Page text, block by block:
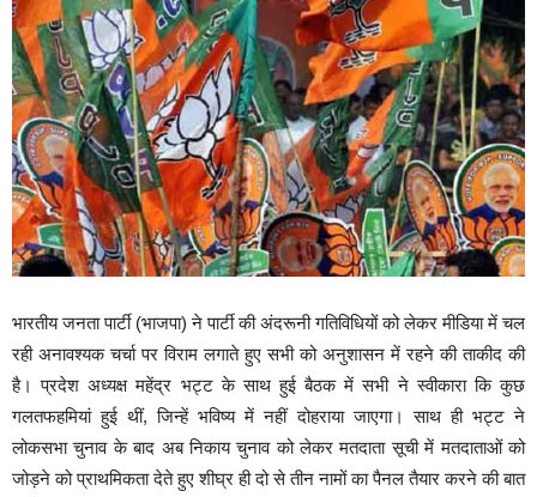
भारतीय जनता पार्टी (भाजपा) ने पार्टी की अंदरूनी गतिविधियों को लेकर मीडिया में चल
रही अनावश्यक चर्चा पर विराम लगाते हुए सभी को अनुशासन में रहने की ताकीद की
है। प्रदेश अध्यक्ष महेंद्र भट्ट के साथ हुई बैठक में सभी ने स्वीकारा कि कुछ
गलतफहमियां हुई थीं, जिन्हें भविष्य में नहीं दोहराया जाएगा। साथ ही भट्ट ने
लोकसभा चुनाव के बाद अब निकाय चुनाव को लेकर मतदाता सूची में मतदाताओं को
जोड़ने को प्राथमिकता देते हुए शीघ्र ही दो से तीन नामों का पैनल तैयार करने की बात